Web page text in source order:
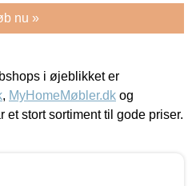
nu »
i øjeblikket er
, MyHomeMøbler.dk og
et stort sortiment til gode priser.